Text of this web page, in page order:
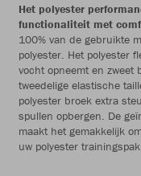
Het polyester
functionaliteit met
100% van de gebruikte
polyester. Het polyester
vocht opneemt en
tweedelige elastische
polyester broek extra
spullen opbergen. De
maakt het gemakkelijk
uw polyester